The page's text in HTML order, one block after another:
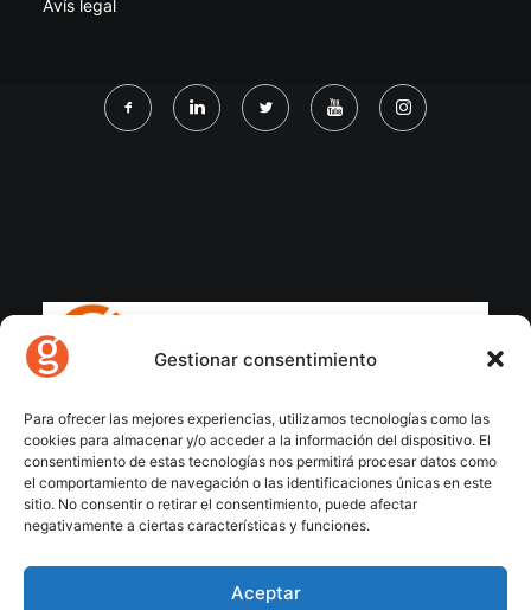
Gestionar consentimiento
Para ofrecer las mejores experiencias, utilizamos tecnologías como las
cookies para almacenar y/o acceder a la información del dispositivo. El
consentimiento de estas tecnologías nos permitirá procesar datos como
el comportamiento de navegación o las identificaciones únicas en este
sitio. No consentir o retirar el consentimiento, puede afectar
negativamente a ciertas características y funciones.
Aceptar
Avís legal